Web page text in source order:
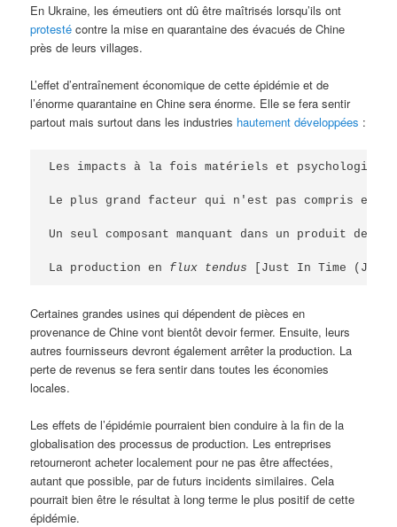
En Ukraine, les émeutiers ont dû être maîtrisés lorsqu’ils ont
protesté contre la mise en quarantaine des évacués de Chine
près de leurs villages.
L’effet d’entraînement économique de cette épidémie et de
l’énorme quarantaine en Chine sera énorme. Elle se fera sentir
partout mais surtout dans les industries hautement développées :
Les impacts à la fois matériels et
Le plus grand facteur qui n'est pas compris
Un seul composant manquant dans un produit
La production en flux tendus [Just In Time (JIT)]
Certaines grandes usines qui dépendent de pièces en
provenance de Chine vont bientôt devoir fermer. Ensuite, leurs
autres fournisseurs devront également arrêter la production. La
perte de revenus se fera sentir dans toutes les économies
locales.
Les effets de l’épidémie pourraient bien conduire à la fin de la
globalisation des processus de production. Les entreprises
retourneront acheter localement pour ne pas être affectées,
autant que possible, par de futurs incidents similaires. Cela
pourrait bien être le résultat à long terme le plus positif de cette
épidémie.